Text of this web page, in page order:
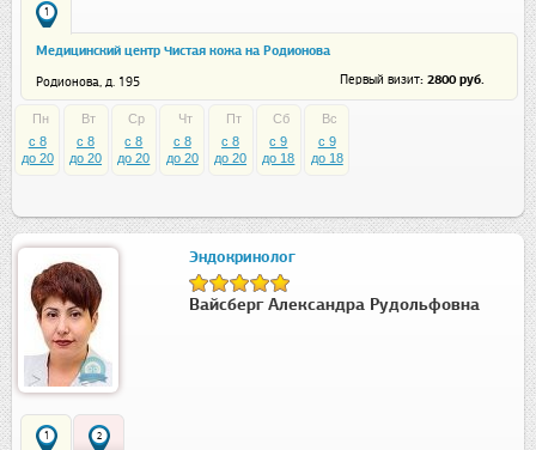
1
Медицинский центр Чистая кожа на Родионова
Родионова, д. 195 Первый визит: 2800 руб.
Пн
c 8
до 20
Вт
c 8
до 20
Ср
c 8
до 20
Чт
c 8
до 20
Пт
c 8
до 20
Сб
c 9
до 18
Вс
c 9
до 18
Эндокринолог
Вайсберг Александра Рудольфовна
1 2